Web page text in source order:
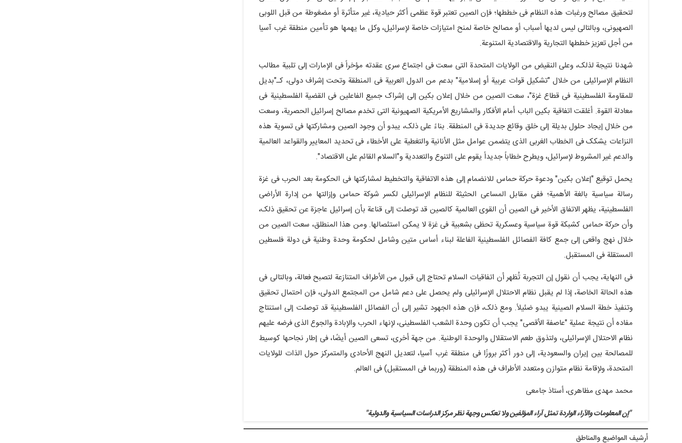
لتحقیق مصالح ورغبات هذه النظام فی خططها؛ فإن الصین تعتبر قوة عظمى أکثر حیادیة، غیر متأثرة أو مضغوطة من قبل اللوبی
الصهیونی، وبالتالی لیس لدیها أسباب أو مصالح خاصة لمنح امتیازات خاصة لإسرائیل، وکل ما یهمها هو تأمین منطقة غرب آسیا
من أجل تعزیز خططها التجاریة والاقتصادیة المتنوعة.
شهدنا نتیجة لذلک، وعلى النقیض من الولایات المتحدة التی سعت فی اجتماع سری عقدته مؤخراً فی الإمارات إلى تلبیة مطالب
النظام الإسرائیلی من خلال "تشکیل قوات عربیة أو إسلامیة" بدعم من الدول العربیة فی المنطقة وتحت إشراف دولی، کـ"بدیل
للمقاومة الفلسطینیة فی قطاع غزة"، سعت الصین من خلال إعلان بکین إلى إشراک جمیع الفاعلین فی القضیة الفلسطینیة فی
معادلة القوة. أغلقت اتفاقیة بکین الباب أمام الأفکار والمشاریع الأمریکیة الصهیونیة التی تخدم مصالح إسرائیل الحصریة، وسعت
من خلال إیجاد حلول بدیلة إلى خلق وقائع جدیدة فی المنطقة. بناءً على ذلک، یبدو أن وجود الصین ومشارکتها فی تسویة هذه
النزاعات یشکک فی الخطاب الغربی الذی یتضمن عوامل مثل الأنانیة والتغطیة على الأخطاء فی تحدید المعاییر والقواعد العالمیة
والدعم غیر المشروط لإسرائیل، ویطرح خطاباً جدیداً یقوم على التنوع والتعددیة و"السلام القائم على الاقتصاد".
یحمل توقیع "إعلان بکین" ودعوة حرکة حماس للانضمام إلى هذه الاتفاقیة والتخطیط لمشارکتها فی الحکومة بعد الحرب فی غزة
رسالة سیاسیة بالغة الأهمیة؛ ففی مقابل المساعی الحثیثة للنظام الإسرائیلی لکسر شوکة حماس وإزالتها من إدارة الأراضی
الفلسطینیة، یظهر الاتفاق الأخیر فی الصین أن القوى العالمیة کالصین قد توصلت إلى قناعة بأن إسرائیل عاجزة عن تحقیق ذلک،
وأن حرکة حماس کشبکة قوة سیاسیة وعسکریة تحظى بشعبیة فی غزة لا یمکن استئصالها. ومن هذا المنطلق، سعت الصین من
خلال نهج واقعی إلى جمع کافة الفصائل الفلسطینیة الفاعلة لبناء أساس متین وشامل لحکومة وحدة وطنیة فی دولة فلسطین
المستقلة فی المستقبل.
فی النهایة، یجب أن نقول إن التجربة تُظهر أن اتفاقیات السلام تحتاج إلى قبول من الأطراف المتنازعة لتصبح فعالة، وبالتالی فی
هذه الحالة الخاصة، إذا لم یقبل نظام الاحتلال الإسرائیلی ولم یحصل على دعم شامل من المجتمع الدولی، فإن احتمال تحقیق
وتنفیذ خطة السلام الصینیة یبدو ضئیلاً. ومع ذلک، فإن هذه الجهود تشیر إلى أن الفصائل الفلسطینیة قد توصلت إلى استنتاج
مفاده أن نتیجة عملیة "عاصفة الأقصى" یجب أن تکون وحدة الشعب الفلسطینی، لإنهاء الحرب والإبادة والجوع الذی فرضه علیهم
نظام الاحتلال الإسرائیلی، ولتذوق طعم الاستقلال والوحدة الوطنیة. من جهة أخرى، تسعى الصین أیضًا، فی إطار نجاحها کوسیط
للمصالحة بین إیران والسعودیة، إلى دور أکثر بروزًا فی منطقة غرب آسیا، لتعدیل النهج الأحادی والمتمرکز حول الذات للولایات
المتحدة، ولإقامة نظام متوازن ومتعدد الأطراف فی هذه المنطقة (وربما فی المستقبل) فی العالم.
محمد مهدی مظاهری، أستاذ جامعی
"إن المعلومات والآراء الواردة تمثل آراء المؤلفین ولا تعکس وجهة نظر مرکز الدراسات السیاسیة والدولیة"
أرشيف المواضیع والمناطق